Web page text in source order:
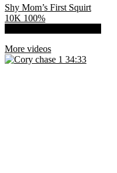
Shy Mom’s First Squirt
10K 100%
More videos
34:33